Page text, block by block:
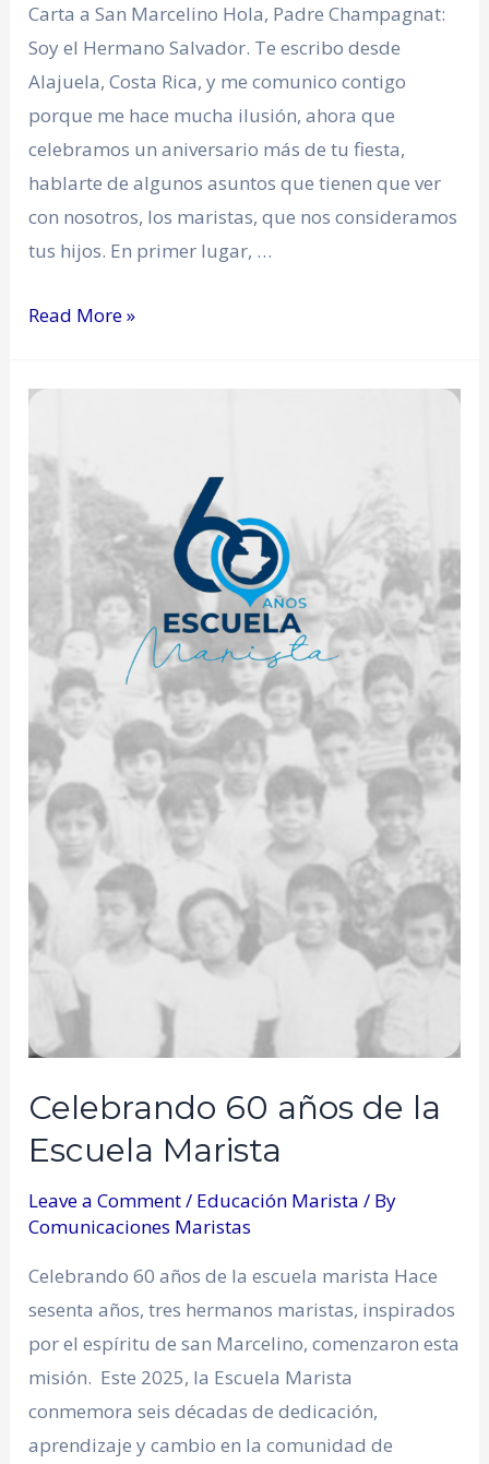
Carta a San Marcelino Hola, Padre Champagnat:
Soy el Hermano Salvador. Te escribo desde
Alajuela, Costa Rica, y me comunico contigo
porque me hace mucha ilusión, ahora que
celebramos un aniversario más de tu fiesta,
hablarte de algunos asuntos que tienen que ver
con nosotros, los maristas, que nos consideramos
tus hijos. En primer lugar, …
Read More »
Celebrando 60 años de la
Escuela Marista
Leave a Comment/ Educación Marista / By
Comunicaciones Maristas
Celebrando 60 años de la escuela marista Hace
sesenta años, tres hermanos maristas, inspirados
por el espíritu de san Marcelino, comenzaron esta
misión. Este 2025, la Escuela Marista
conmemora seis décadas de dedicación,
aprendizaje y cambio en la comunidad de